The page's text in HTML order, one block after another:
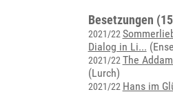
Besetzungen
2021/22
Dialog in Li...
2021/22 The
(Lurch)
2021/22 Hans im